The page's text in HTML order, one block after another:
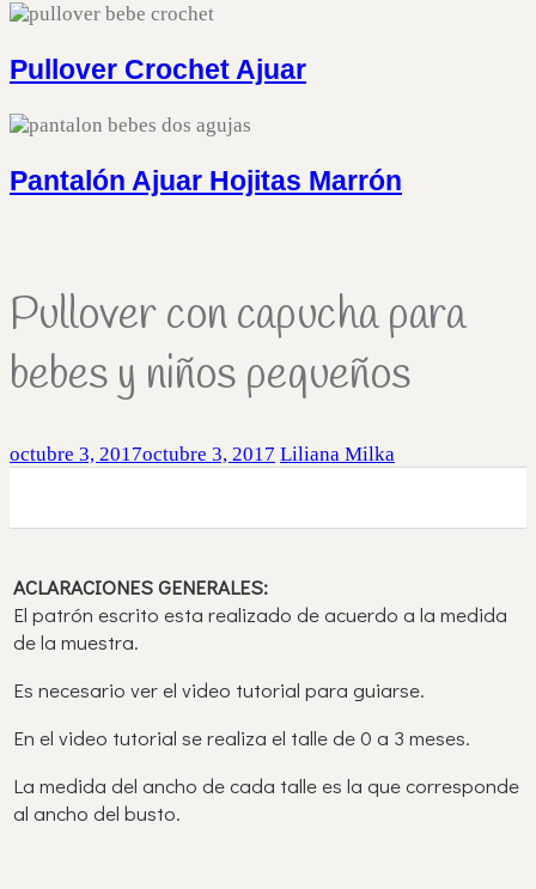
Pullover Crochet Ajuar
Pantalón Ajuar Hojitas Marrón
Pullover con capucha para
bebes y niños pequeños
octubre 3, 2017octubre 3, 2017 Liliana Milka
ACLARACIONES GENERALES:
El patrón escrito esta realizado de acuerdo a la medida
de la muestra.
Es necesario ver el video tutorial para guiarse.
En el video tutorial se realiza el talle de 0 a 3 meses.
La medida del ancho de cada talle es la que corresponde
al ancho del busto.